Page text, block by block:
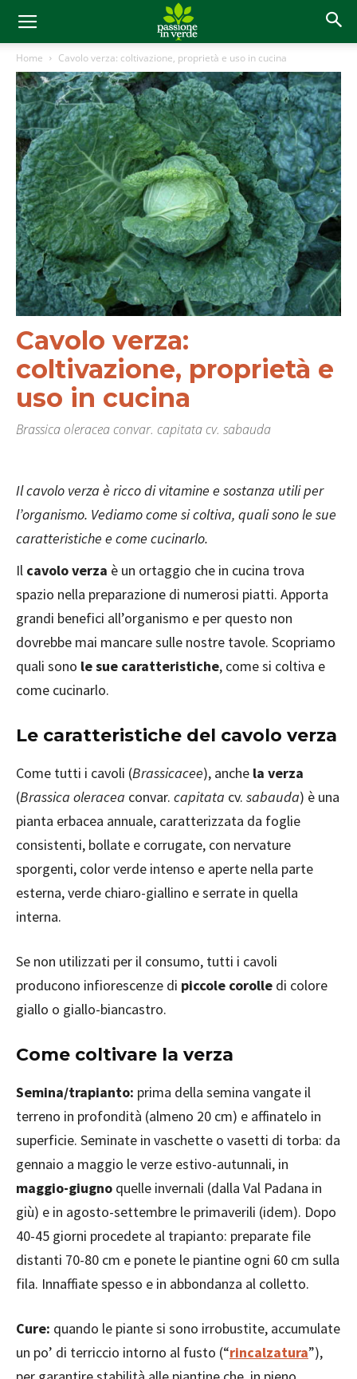
Home Cavolo verza: coltivazione, proprietà e uso in cucina
Cavolo verza:
coltivazione, proprietà e
uso in cucina
Brassica oleracea convar. capitata cv. sabauda
Il cavolo verza è ricco di vitamine e sostanza utili per
l’organismo. Vediamo come si coltiva, quali sono le sue
caratteristiche e come cucinarlo.
Il cavolo verza è un ortaggio che in cucina trova
spazio nella preparazione di numerosi piatti. Apporta
grandi benefici all’organismo e per questo non
dovrebbe mai mancare sulle nostre tavole. Scopriamo
quali sono le sue caratteristiche, come si coltiva e
come cucinarlo.
Le caratteristiche del cavolo verza
Come tutti i cavoli (Brassicacee), anche la verza
(Brassica oleracea convar. capitata cv. sabauda) è una
pianta erbacea annuale, caratterizzata da foglie
consistenti, bollate e corrugate, con nervature
sporgenti, color verde intenso e aperte nella parte
esterna, verde chiaro-giallino e serrate in quella
interna.
Se non utilizzati per il consumo, tutti i cavoli
producono infiorescenze di piccole corolle di colore
giallo o giallo-biancastro.
Come coltivare la verza
Semina/trapianto: prima della semina vangate il
terreno in profondità (almeno 20 cm) e affinatelo in
superficie. Seminate in vaschette o vasetti di torba: da
gennaio a maggio le verze estivo-autunnali, in
maggio-giugno quelle invernali (dalla Val Padana in
giù) e in agosto-settembre le primaverili (idem). Dopo
40-45 giorni procedete al trapianto: preparate file
distanti 70-80 cm e ponete le piantine ogni 60 cm sulla
fila. Innaffiate spesso e in abbondanza al colletto.
Cure: quando le piante si sono irrobustite, accumulate
un po’ di terriccio intorno al fusto (“rincalzatura”),